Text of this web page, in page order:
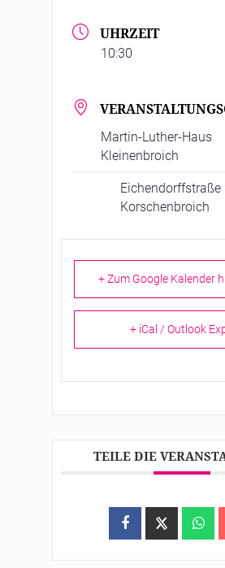
UHRZEIT
10:30
Martin-Luther-Haus
Kleinenbroich
Eichendorffstraße
Korschenbroich
+ Zum Google Kalender
+ iCal / Outlook
TEILE DIE